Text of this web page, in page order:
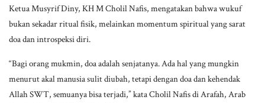
Ketua Musyrif Diny, KH M Cholil Nafis, mengatakan bahwa wukuf
bukan sekadar ritual fisik, melainkan momentum spiritual yang sarat
doa dan introspeksi diri.
“Bagi orang mukmin, doa adalah senjatanya. Ada hal yang mungkin
menurut akal manusia sulit diubah, tetapi dengan doa dan kehendak
Allah SWT, semuanya bisa terjadi,” kata Cholil Nafis di Arafah, Arab